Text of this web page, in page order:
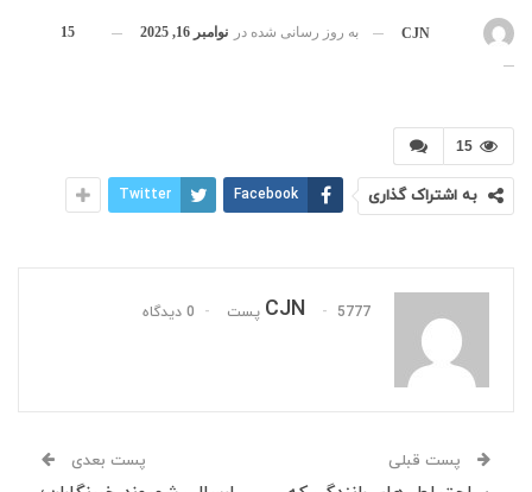
CJN به روز رسانی شده در نوامبر 16, 2025 15
15
به اشتراک گذاری Facebook
Twitter
CJN 5777 پست 0 دیدگاه
پست قبلی پست بعدی